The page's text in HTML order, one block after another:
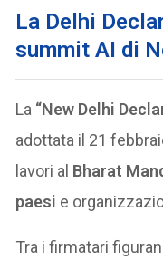
La Delhi
summit AI di
La “New Delhi
adottata il 21
lavori al Bharat
paesi e
Tra i firmatari